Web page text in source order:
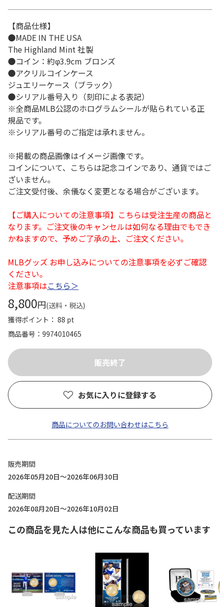
【商品仕様】
●MADE IN THE USA
The Highland Mint 社製
●コイン：約φ3.9cm ブロンズ
●アクリルコインケース
ジュエリーケース（ブラック）
●シリアル番号入り（刻印による表記）
※全商品MLB公認のホログラムシールが貼られている正
規品です。
※シリアル番号のご指定は承れません。
※掲載の商品画像はイメージ画像です。
コインについて、こちらは記念コインであり、通貨ではご
ざいません。
ご注文受付後、余儀なく変更となる場合がございます。
【ご購入についての注意事項】こちらは受注生産の商品と
なります。ご注文後のキャンセルは如何なる理由でもでき
かねますので、予めご了承の上、ご注文ください。
MLBグッズ お申し込みについての注意事項を必ずご確認
ください。
注意事項はこちら＞
8,800円(送料・税込)
獲得ポイント： 88 pt
商品番号
9974010465
お気に入りに登録する
商品についてのお問い合わせはこちら
販売期間
2026年05月20日～2026年06月30日
配送期間
2026年08月20日～2026年10月02日
この商品を見た人は他にこんな商品も買っています